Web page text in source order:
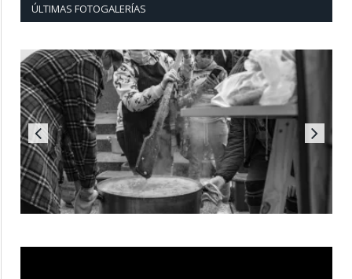
ÚLTIMAS FOTOGALERÍAS